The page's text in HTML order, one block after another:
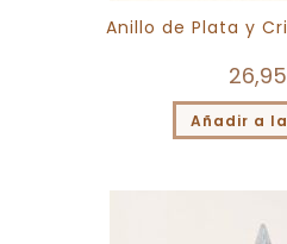
Anillo de Plata y
26,95
Añadir a